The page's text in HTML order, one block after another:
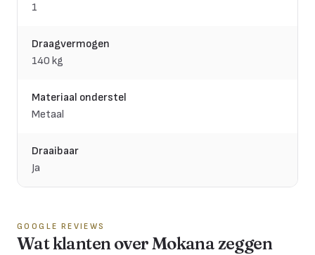
1
Draagvermogen
140 kg
Materiaal onderstel
Metaal
Draaibaar
Ja
GOOGLE REVIEWS
Wat klanten over Mokana zeggen